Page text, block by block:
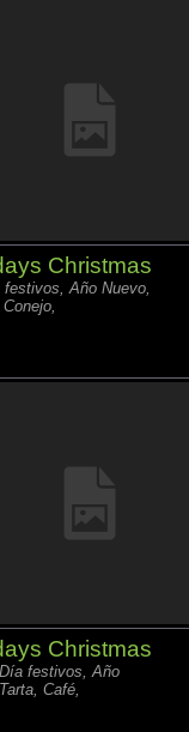
Christmas
Año Nuevo,
Christmas
festivos, Año
Café,